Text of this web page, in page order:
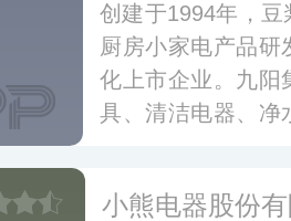
创建于1994年，
厨房小家电产品研
化上市企业。九阳
具、清洁电器、净
小熊电器股份